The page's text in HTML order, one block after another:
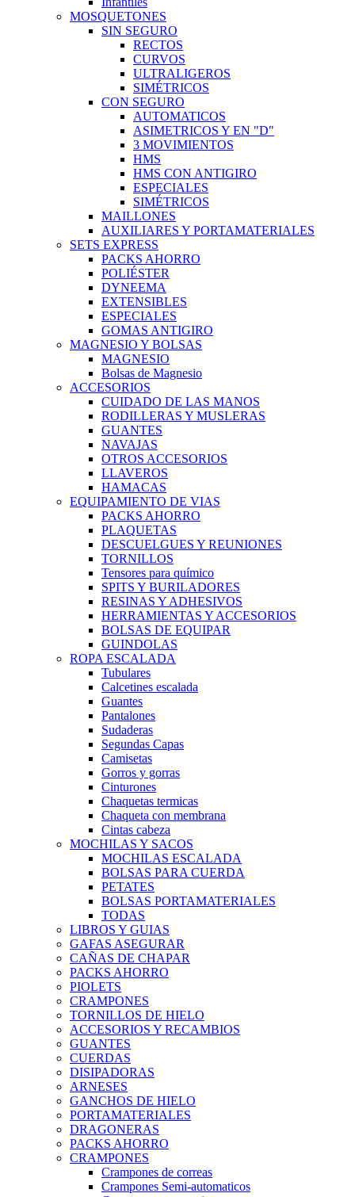
MOSQUETONES
SIN SEGURO
RECTOS
CURVOS
ULTRALIGEROS
SIMÉTRICOS
CON SEGURO
AUTOMATICOS
ASIMETRICOS Y EN "D"
3 MOVIMIENTOS
HMS
HMS CON ANTIGIRO
ESPECIALES
SIMÉTRICOS
MAILLONES
AUXILIARES Y PORTAMATERIALES
SETS EXPRESS
PACKS AHORRO
POLIÉSTER
DYNEEMA
EXTENSIBLES
ESPECIALES
GOMAS ANTIGIRO
MAGNESIO Y BOLSAS
MAGNESIO
Bolsas de Magnesio
ACCESORIOS
CUIDADO DE LAS MANOS
RODILLERAS Y MUSLERAS
GUANTES
NAVAJAS
OTROS ACCESORIOS
LLAVEROS
HAMACAS
EQUIPAMIENTO DE VIAS
PACKS AHORRO
PLAQUETAS
DESCUELGUES Y REUNIONES
TORNILLOS
Tensores para químico
SPITS Y BURILADORES
RESINAS Y ADHESIVOS
HERRAMIENTAS Y ACCESORIOS
BOLSAS DE EQUIPAR
GUINDOLAS
ROPA ESCALADA
Tubulares
Calcetines escalada
Guantes
Pantalones
Sudaderas
Segundas Capas
Camisetas
Gorros y gorras
Cinturones
Chaquetas termicas
Chaqueta con membrana
Cintas cabeza
MOCHILAS Y SACOS
MOCHILAS ESCALADA
BOLSAS PARA CUERDA
PETATES
BOLSAS PORTAMATERIALES
TODAS
LIBROS Y GUIAS
GAFAS ASEGURAR
CAÑAS DE CHAPAR
PACKS AHORRO
PIOLETS
CRAMPONES
TORNILLOS DE HIELO
ACCESORIOS Y RECAMBIOS
GUANTES
CUERDAS
DISIPADORAS
ARNESES
GANCHOS DE HIELO
PORTAMATERIALES
DRAGONERAS
PACKS AHORRO
CRAMPONES
Crampones de correas
Crampones Semi-automaticos